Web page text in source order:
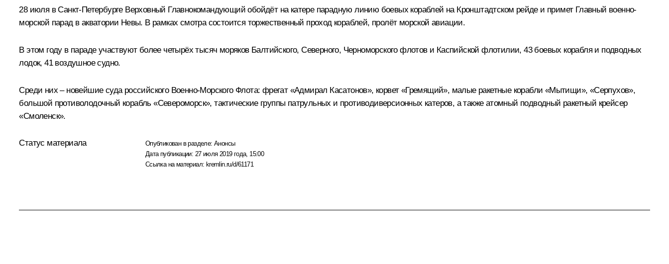
28 июля в Санкт-Петербурге Верховный Главнокомандующий обойдёт на катере парадную линию боевых кораблей на Кронштадтском рейде и примет Главный военно-
морской парад в акватории Невы. В рамках смотра состоится торжественный проход кораблей, пролёт морской авиации.
В этом году в параде участвуют более четырёх тысяч моряков Балтийского, Северного, Черноморского флотов и Каспийской флотилии, 43 боевых корабля и подводных
лодок, 41 воздушное судно.
Среди них – новейшие суда российского Военно-Морского Флота: фрегат «Адмирал Касатонов», корвет «Гремящий», малые ракетные корабли «Мытищи», «Серпухов»,
большой противолодочный корабль «Североморск», тактические группы патрульных и противодиверсионных катеров, а также атомный подводный ракетный крейсер
«Смоленск».
Статус материала Опубликован в разделе:Анонсы
Дата публикации: 27 июля 2019 года, 15:00
Ссылка на материал: kremlin.ru/d/61171